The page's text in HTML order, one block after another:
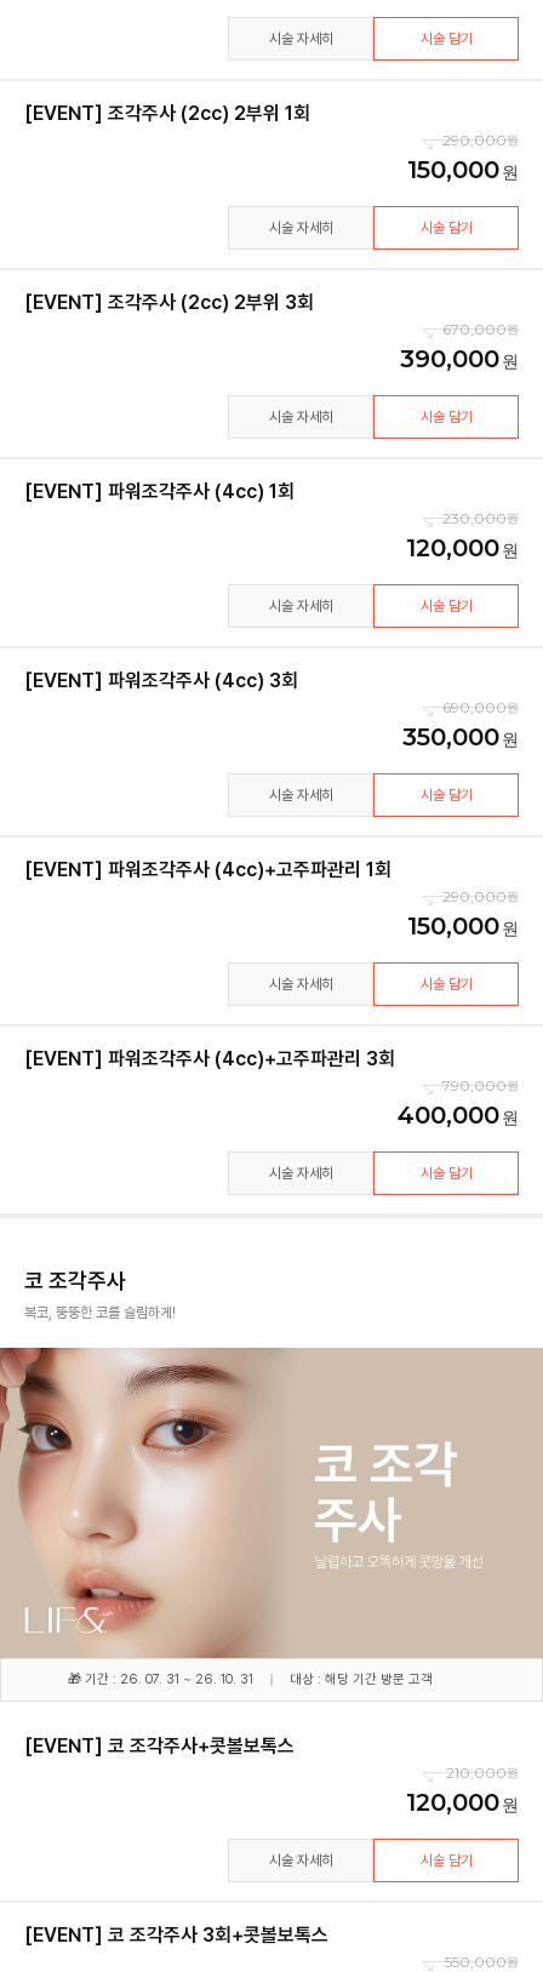
시술 자세히 시술 담기
[EVENT] 조각주사 (2cc) 2부위 1회
290,000
150,000
시술 자세히 시술 담기
[EVENT] 조각주사 (2cc) 2부위 3회
670,000
390,000
시술 자세히 시술 담기
[EVENT] 파워조각주사 (4cc) 1회
230,000
120,000
시술 자세히 시술 담기
[EVENT] 파워조각주사 (4cc) 3회
690,000
350,000
시술 자세히 시술 담기
[EVENT] 파워조각주사 (4cc)+고주파관리 1회
290,000
150,000
시술 자세히 시술 담기
[EVENT] 파워조각주사 (4cc)+고주파관리 3회
790,000
400,000
시술 자세히 시술 담기
코 조각주사
복코, 뚱뚱한 코를 슬림하게!
🎁 기간 : 26. 07. 31 ~ 26. 10. 31 대상 : 해당 기간 방문 고객
[EVENT] 코 조각주사+콧볼보톡스
210,000
120,000
시술 자세히 시술 담기
[EVENT] 코 조각주사 3회+콧볼보톡스
550,000